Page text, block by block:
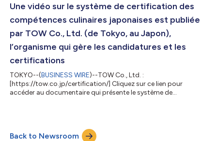
Une vidéo sur le système de certification des
compétences culinaires japonaises est publiée
par TOW Co., Ltd. (de Tokyo, au Japon),
l’organisme qui gère les candidatures et les
certifications
TOKYO--(BUSINESS WIRE)--TOW Co., Ltd. :
[https://tow.co.jp/certification/] Cliquez sur ce lien pour
accéder au documentaire qui présente le système de
Forêts et de la Pêche a établi des lignes directrices concernant
la certification des compétences culinaires honorant la cuisine
Back to Newsroom